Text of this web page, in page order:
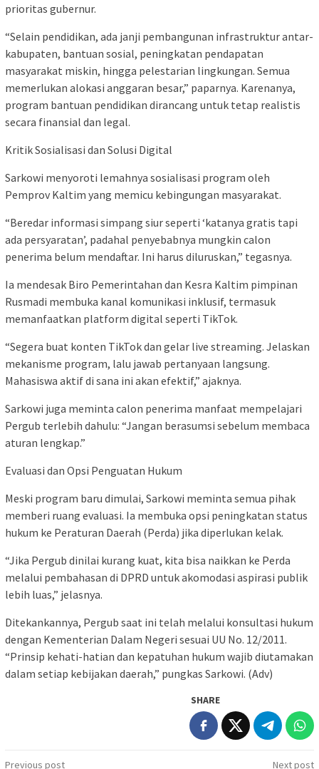
prioritas gubernur.
“Selain pendidikan, ada janji pembangunan infrastruktur antar-
kabupaten, bantuan sosial, peningkatan pendapatan
masyarakat miskin, hingga pelestarian lingkungan. Semua
memerlukan alokasi anggaran besar,” paparnya. Karenanya,
program bantuan pendidikan dirancang untuk tetap realistis
secara finansial dan legal.
Kritik Sosialisasi dan Solusi Digital
Sarkowi menyoroti lemahnya sosialisasi program oleh
Pemprov Kaltim yang memicu kebingungan masyarakat.
“Beredar informasi simpang siur seperti ‘katanya gratis tapi
ada persyaratan’, padahal penyebabnya mungkin calon
penerima belum mendaftar. Ini harus diluruskan,” tegasnya.
Ia mendesak Biro Pemerintahan dan Kesra Kaltim pimpinan
Rusmadi membuka kanal komunikasi inklusif, termasuk
memanfaatkan platform digital seperti TikTok.
“Segera buat konten TikTok dan gelar live streaming. Jelaskan
mekanisme program, lalu jawab pertanyaan langsung.
Mahasiswa aktif di sana ini akan efektif,” ajaknya.
Sarkowi juga meminta calon penerima manfaat mempelajari
Pergub terlebih dahulu: “Jangan berasumsi sebelum membaca
aturan lengkap.”
Evaluasi dan Opsi Penguatan Hukum
Meski program baru dimulai, Sarkowi meminta semua pihak
memberi ruang evaluasi. Ia membuka opsi peningkatan status
hukum ke Peraturan Daerah (Perda) jika diperlukan kelak.
“Jika Pergub dinilai kurang kuat, kita bisa naikkan ke Perda
melalui pembahasan di DPRD untuk akomodasi aspirasi publik
lebih luas,” jelasnya.
Ditekankannya, Pergub saat ini telah melalui konsultasi hukum
dengan Kementerian Dalam Negeri sesuai UU No. 12/2011.
“Prinsip kehati-hatian dan kepatuhan hukum wajib diutamakan
dalam setiap kebijakan daerah,” pungkas Sarkowi. (Adv)
SHARE
Previous post Next post